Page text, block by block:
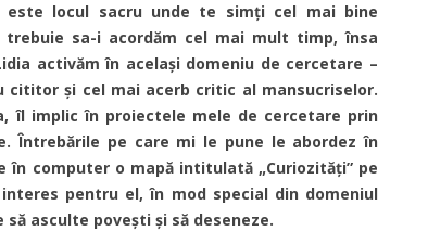
este locul sacru unde te simți cel mai bine
sa-i acordăm cel mai mult timp, însa
activăm în același domeniu de cercetare –
cititor și cel mai acerb critic al mansucriselor.
îl implic în proiectele mele de cercetare prin
Întrebările pe care mi le pune le abordez în
în computer o mapă intitulată „Curiozități” pe
pentru el, în mod special din domeniul
asculte povești și să deseneze.